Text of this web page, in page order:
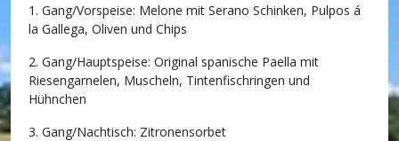
1. Gang/Vorspeise: Melone mit Serano Schinken, Pulpos á
la Gallega, Oliven und Chips
2. Gang/Hauptspeise: Original spanische Paella mit
Riesengarnelen, Muscheln, Tintenfischringen und
Hühnchen
3. Gang/Nachtisch: Zitronensorbet